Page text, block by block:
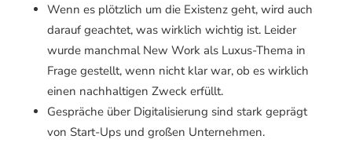
Wenn es plötzlich um die Existenz geht, wird auch
darauf geachtet, was wirklich wichtig ist. Leider
wurde manchmal New Work als Luxus-Thema in
Frage gestellt, wenn nicht klar war, ob es wirklich
einen nachhaltigen Zweck erfüllt.
Gespräche über Digitalisierung sind stark geprägt
von Start-Ups und großen Unternehmen.